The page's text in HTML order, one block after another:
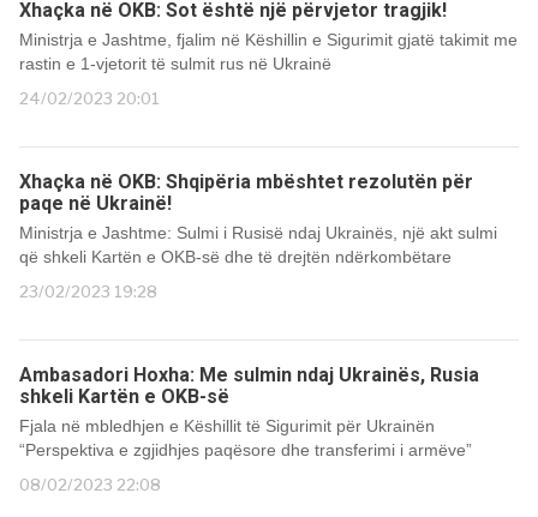
Xhaçka në OKB: Sot është një përvjetor tragjik!
Ministrja e Jashtme, fjalim në Këshillin e Sigurimit gjatë takimit me
rastin e 1-vjetorit të sulmit rus në Ukrainë
24/02/2023 20:01
Xhaçka në OKB: Shqipëria mbështet rezolutën për
paqe në Ukrainë!
Ministrja e Jashtme: Sulmi i Rusisë ndaj Ukrainës, një akt sulmi
që shkeli Kartën e OKB-së dhe të drejtën ndërkombëtare
23/02/2023 19:28
Ambasadori Hoxha: Me sulmin ndaj Ukrainës, Rusia
shkeli Kartën e OKB-së
Fjala në mbledhjen e Këshillit të Sigurimit për Ukrainën
“Perspektiva e zgjidhjes paqësore dhe transferimi i armëve”
08/02/2023 22:08